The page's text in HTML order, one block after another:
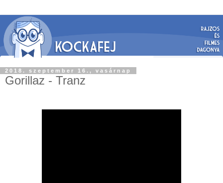
2018. szeptember 16., vasárnap
Gorillaz - Tranz